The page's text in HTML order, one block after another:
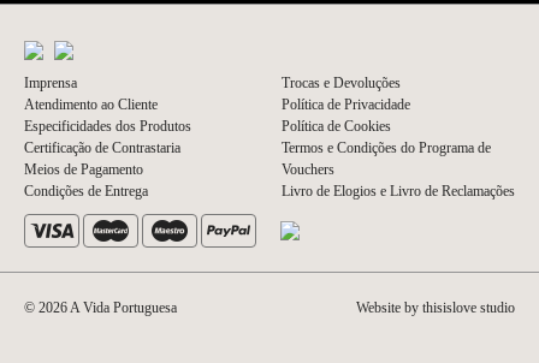
Imprensa
Atendimento ao Cliente
Especificidades dos Produtos
Certificação de Contrastaria
Meios de Pagamento
Condições de Entrega
Trocas e Devoluções
Política de Privacidade
Política de Cookies
Termos e Condições do Programa de
Vouchers
Livro de Elogios e Livro de Reclamações
© 2026 A Vida Portuguesa Website by thisislove studio